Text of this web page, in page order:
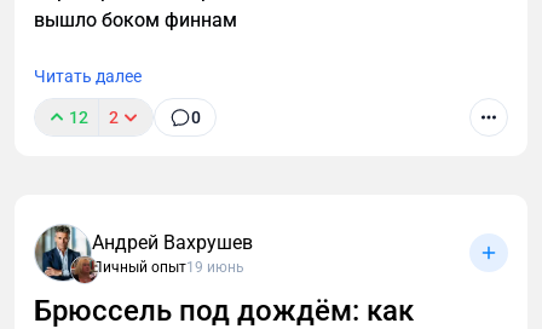
вышло боком финнам
Читать далее
12 2 0
Андрей Вахрушев
Личный опыт19 июнь
Брюссель под дождём: как